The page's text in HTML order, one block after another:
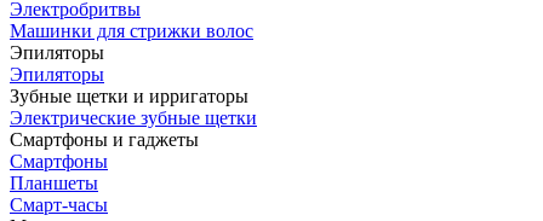
Электробритвы
Машинки для стрижки волос
Эпиляторы
Эпиляторы
Зубные щетки и ирригаторы
Электрические зубные щетки
Смартфоны и гаджеты
Смартфоны
Планшеты
Смарт-часы